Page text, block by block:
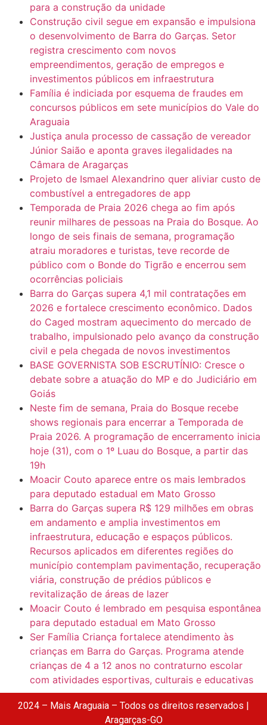
para a construção da unidade
Construção civil segue em expansão e impulsiona
o desenvolvimento de Barra do Garças. Setor
registra crescimento com novos
empreendimentos, geração de empregos e
investimentos públicos em infraestrutura
Família é indiciada por esquema de fraudes em
concursos públicos em sete municípios do Vale do
Araguaia
Justiça anula processo de cassação de vereador
Júnior Saião e aponta graves ilegalidades na
Câmara de Aragarças
Projeto de Ismael Alexandrino quer aliviar custo de
combustível a entregadores de app
Temporada de Praia 2026 chega ao fim após
reunir milhares de pessoas na Praia do Bosque. Ao
longo de seis finais de semana, programação
atraiu moradores e turistas, teve recorde de
público com o Bonde do Tigrão e encerrou sem
ocorrências policiais
Barra do Garças supera 4,1 mil contratações em
2026 e fortalece crescimento econômico. Dados
do Caged mostram aquecimento do mercado de
trabalho, impulsionado pelo avanço da construção
civil e pela chegada de novos investimentos
BASE GOVERNISTA SOB ESCRUTÍNIO: Cresce o
debate sobre a atuação do MP e do Judiciário em
Goiás
Neste fim de semana, Praia do Bosque recebe
shows regionais para encerrar a Temporada de
Praia 2026. A programação de encerramento inicia
hoje (31), com o 1º Luau do Bosque, a partir das
19h
Moacir Couto aparece entre os mais lembrados
para deputado estadual em Mato Grosso
Barra do Garças supera R$ 129 milhões em obras
em andamento e amplia investimentos em
infraestrutura, educação e espaços públicos.
Recursos aplicados em diferentes regiões do
município contemplam pavimentação, recuperação
viária, construção de prédios públicos e
revitalização de áreas de lazer
Moacir Couto é lembrado em pesquisa espontânea
para deputado estadual em Mato Grosso
Ser Família Criança fortalece atendimento às
crianças em Barra do Garças. Programa atende
crianças de 4 a 12 anos no contraturno escolar
com atividades esportivas, culturais e educativas
2024 – Mais Araguaia – Todos os direitos reservados |
Aragarças-GO